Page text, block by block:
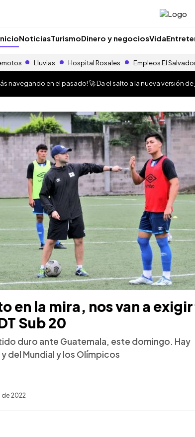
NoticiasTurismoDinero y negociosVida
Lluvias Hospital Rosales Empleos El
navegando en el pasado! 🚀 Da el salto a la nueva versión de
en la mira, nos van a
Sub 20
duro ante Guatemala, este domingo. Hay
del Mundial y los Olímpicos
de 2022